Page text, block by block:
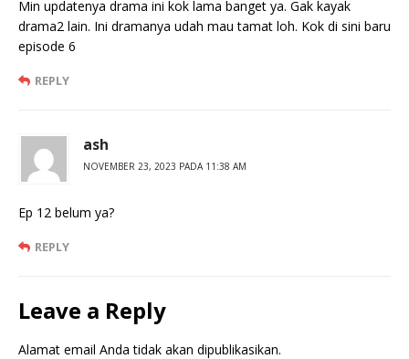
Min updatenya drama ini kok lama banget ya. Gak kayak
drama2 lain. Ini dramanya udah mau tamat loh. Kok di sini baru
episode 6
REPLY
ash
NOVEMBER 23, 2023 PADA 11:38 AM
Ep 12 belum ya?
REPLY
Leave a Reply
Alamat email Anda tidak akan dipublikasikan.